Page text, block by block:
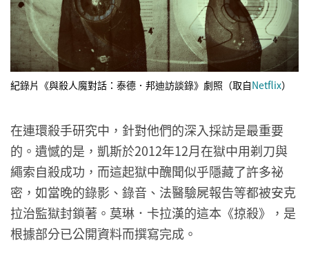
紀錄片《與殺人魔對話：泰德．邦迪訪談錄》劇照（取自Netflix）
在連環殺手研究中，針對他們的深入採訪是最重要
的。遺憾的是，凱斯於2012年12月在獄中用剃刀與
繩索自殺成功，而這起獄中醜聞似乎隱藏了許多祕
密，如當晚的錄影、錄音、法醫驗屍報告等都被安克
拉治監獄封鎖著。莫琳．卡拉漢的這本《掠殺》，是
根據部分已公開資料而撰寫完成。